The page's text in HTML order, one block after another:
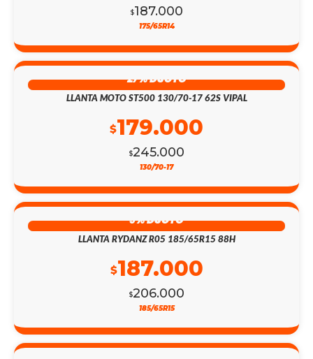
$187.000
175/65R14
27% DSCTO
LLANTA MOTO ST500 130/70-17 62S VIPAL
$245.000
$179.000
130/70-17
9% DSCTO
LLANTA RYDANZ R05 185/65R15 88H
$206.000
$187.000
185/65R15